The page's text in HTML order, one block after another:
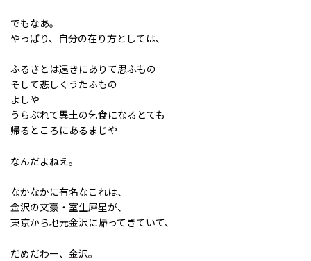
でもなあ。
やっぱり、自分の在り方としては、
ふるさとは遠きにありて思ふもの
そして悲しくうたふもの
よしや
うらぶれて異土の乞食になるとても
帰るところにあるまじや
なんだよねえ。
なかなかに有名なこれは、
金沢の文豪・室生犀星が、
東京から地元金沢に帰ってきていて、
だめだわー、金沢。